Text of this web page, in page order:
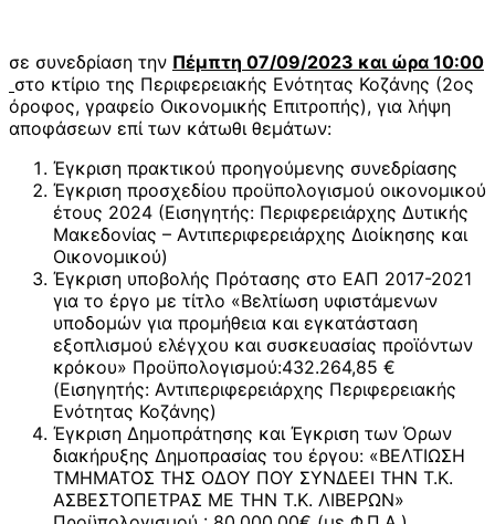
σε συνεδρίαση την Πέμπτη 07/09/2023 και ώρα 10:00
στο κτίριο της Περιφερειακής Ενότητας Κοζάνης (2ος
όροφος, γραφείο Οικονομικής Επιτροπής), για λήψη
αποφάσεων επί των κάτωθι θεμάτων:
Έγκριση πρακτικού προηγούμενης συνεδρίασης
Έγκριση προσχεδίου προϋπολογισμού οικονομικού
έτους 2024 (Εισηγητής: Περιφερειάρχης Δυτικής
Μακεδονίας – Αντιπεριφερειάρχης Διοίκησης και
Οικονομικού)
Έγκριση υποβολής Πρότασης στο ΕΑΠ 2017-2021
για το έργο με τίτλο «Βελτίωση υφιστάμενων
υποδομών για προμήθεια και εγκατάσταση
εξοπλισμού ελέγχου και συσκευασίας προϊόντων
κρόκου» Προϋπολογισμoύ:432.264,85 €
(Εισηγητής: Αντιπεριφερειάρχης Περιφερειακής
Ενότητας Κοζάνης)
Έγκριση Δημοπράτησης και Έγκριση των Όρων
διακήρυξης Δημοπρασίας του έργου: «ΒΕΛΤΙΩΣΗ
ΤΜΗΜΑΤΟΣ ΤΗΣ ΟΔΟΥ ΠΟΥ ΣΥΝΔΕΕΙ ΤΗΝ Τ.Κ.
ΑΣΒΕΣΤΟΠΕΤΡΑΣ ΜΕ ΤΗΝ Τ.Κ. ΛΙΒΕΡΩΝ»